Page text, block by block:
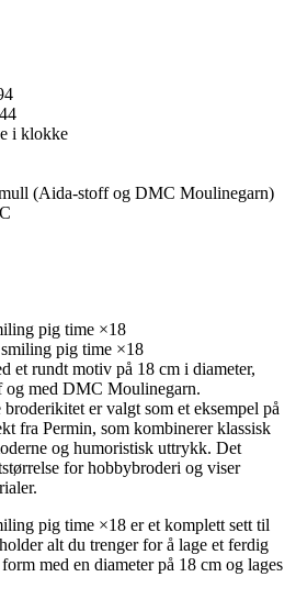
i klokke
(Aida-stoff og DMC Moulinegarn)
pig time ×18
et rundt motiv på 18 cm i diameter,
med DMC Moulinegarn.
er valgt som et eksempel på
fra Permin, som kombinerer klassisk
og humoristisk uttrykk. Det
for hobbybroderi og viser
pig time ×18 er et komplett sett til
alt du trenger for å lage et ferdig
med en diameter på 18 cm og lages